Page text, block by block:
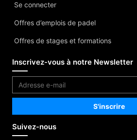
Se connecter
Offres d’emplois de padel
Offres de stages et formations
Inscrivez-vous à notre Newsletter
Suivez-nous